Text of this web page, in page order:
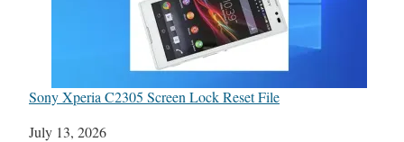
Sony Xperia C2305 Screen Lock Reset File
Date
July 13, 2026